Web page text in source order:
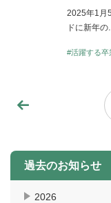
2025年1月
ドに新年の
#活躍する卒
過去のお知らせ
2026